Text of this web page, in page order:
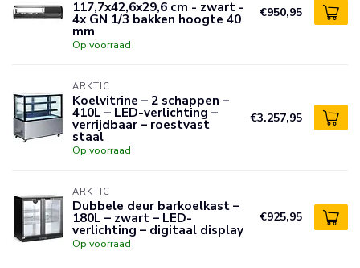
117,7x42,6x29,6 cm - zwart -
4x GN 1/3 bakken hoogte 40
mm
Op voorraad
€950,95
ARKTIC
Koelvitrine – 2 schappen –
410L – LED-verlichting –
verrijdbaar – roestvast
staal
Op voorraad
€3.257,95
ARKTIC
Dubbele deur barkoelkast –
180L – zwart – LED-
verlichting – digitaal display
Op voorraad
€925,95